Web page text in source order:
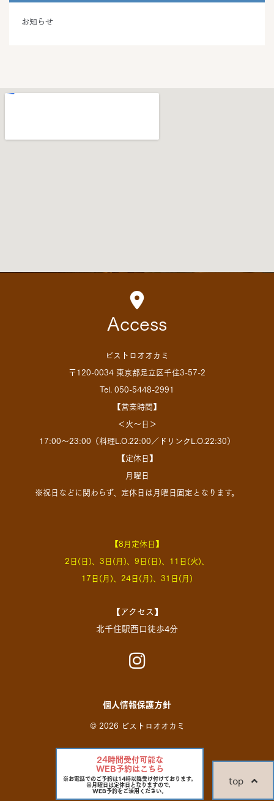
お知らせ
Access
ビストロオオカミ
〒120-0034 東京都足立区千住3-57-2
Tel. 050-5448-2991
【営業時間】
＜火～日＞
17:00～23:00（料理L.O.22:00／ドリンクL.O.22:30）
【定休日】
月曜日
※祝日などに関わらず、定休日は月曜日固定となります。
【8月定休日】
2日(日)、3日(月)、9日(日)、11日(火)、
17日(月)、24日(月)、31日(月)
【アクセス】
北千住駅西口徒歩4分
個人情報保護方針
© 2026 ビストロオオカミ
24時間受付可能な
WEB予約はこちら
※お電話でのご予約は14時以降受け付けております。
※月曜日は定休日となりますので、
WEB予約をご活用ください。
top